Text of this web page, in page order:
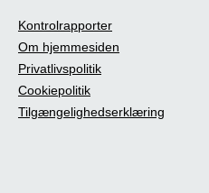
Kontrolrapporter
Om hjemmesiden
Privatlivspolitik
Cookiepolitik
Tilgængelighedserklæring